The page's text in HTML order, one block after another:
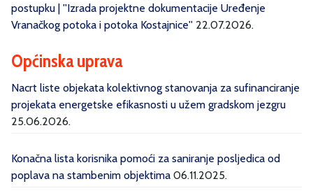
postupku | ''Izrada projektne dokumentacije Uređenje
Vranačkog potoka i potoka Kostajnice'' 22.07.2026.
Općinska uprava
Nacrt liste objekata kolektivnog stanovanja za sufinanciranje
projekata energetske efikasnosti u užem gradskom jezgru
25.06.2026.
Konačna lista korisnika pomoći za saniranje posljedica od
poplava na stambenim objektima 06.11.2025.